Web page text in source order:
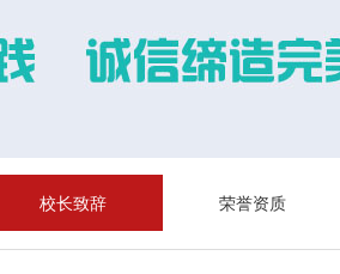
校长致辞 荣誉资质